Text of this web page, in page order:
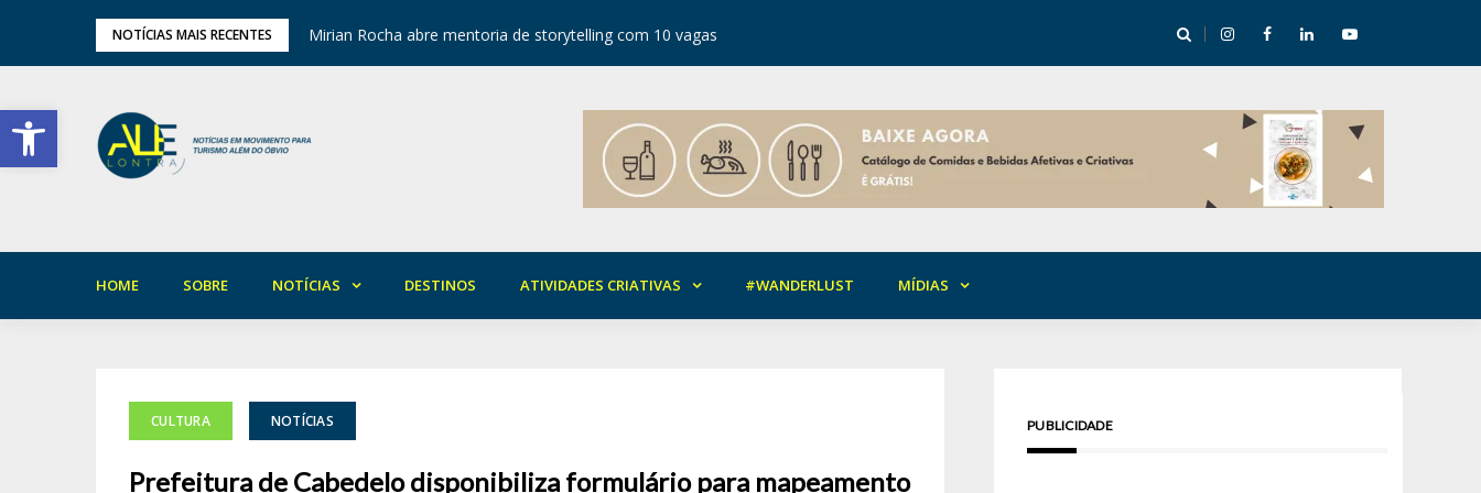
Barra de Ferramentas Aberta
NOTÍCIAS MAIS RECENTES
em Areia Mirian Rocha abre mentoria de storytelling com 10 vagas Festival de Inverno nas Serras abre temporada cultural em Cuité
HOME SOBRE NOTÍCIAS DESTINOS ATIVIDADES CRIATIVAS #WANDERLUST MÍDIAS
CULTURA NOTÍCIAS
Prefeitura de Cabedelo disponibiliza formulário para mapeamento
PUBLICIDADE